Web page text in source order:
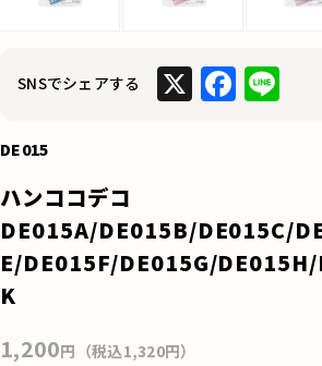
SNSでシェアする X F
b
o
Li
DE015
ハンココデコ
DE015A/DE015B/DE015C/
E/DE015F/DE015G/
K
1,200円（税込1,320円）